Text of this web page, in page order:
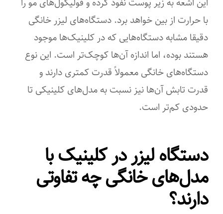
اقلام همراه
سر لیزر جایگزین ۱ کتابچه راهنمای کاربر
تکنولوژی اصلاح
تعداد سری
۲
این اشعه به زیر پوست نفوذ کرده و فولیکول‌های مو را
با حرارت از بین خواهد برد. دستگاه‌های لیزر خانگی
دقیقا مشابه دستگاه‌هایی که در کلینیک‌ها موجود
هستند بوده، اما اندازه آن‌ها کوچک‌تر است. این نوع
دستگاه‌های خانگی معمولاً قدرت کمتری دارند و
قدرت تابش آن‌ها نیز نسبت به مدل‌های کلینیکی تا
حدودی کم‌تر است.
دستگاه لیزر در کلینیک با
مدل‌های خانگی چه تفاوتی
دارند؟